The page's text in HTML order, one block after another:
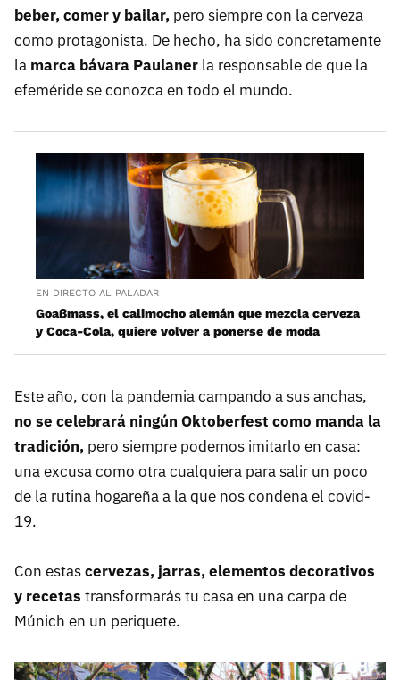
beber, comer y bailar, pero siempre con la cerveza
como protagonista. De hecho, ha sido concretamente
la marca bávara Paulaner la responsable de que la
efeméride se conozca en todo el mundo.
EN DIRECTO AL PALADAR
Goaßmass, el calimocho alemán que mezcla cerveza
y Coca-Cola, quiere volver a ponerse de moda
Este año, con la pandemia campando a sus anchas,
no se celebrará ningún Oktoberfest como manda la
tradición, pero siempre podemos imitarlo en casa:
una excusa como otra cualquiera para salir un poco
de la rutina hogareña a la que nos condena el covid-
19.
Con estascervezas, jarras, elementos decorativos
y recetas transformarás tu casa en una carpa de
Múnich en un periquete.